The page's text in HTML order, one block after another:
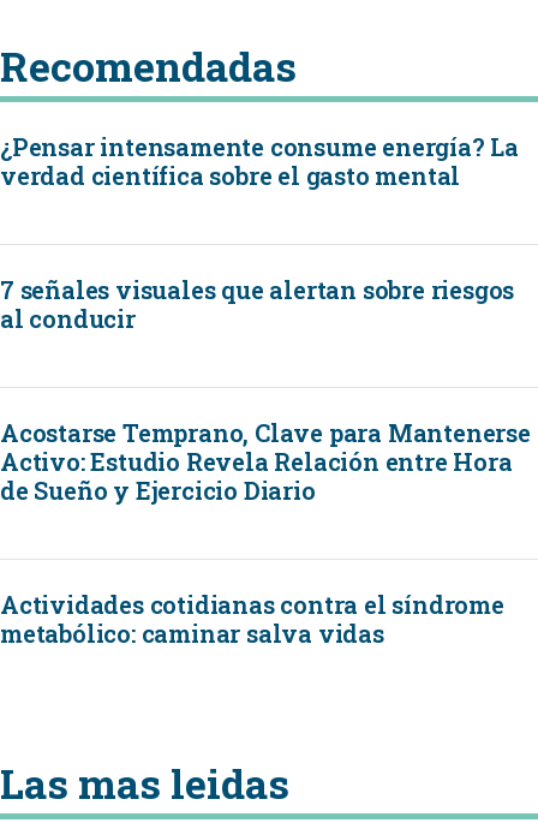
Recomendadas
¿Pensar intensamente consume energía? La
verdad científica sobre el gasto mental
7 señales visuales que alertan sobre riesgos
al conducir
Acostarse Temprano, Clave para Mantenerse
Activo: Estudio Revela Relación entre Hora
de Sueño y Ejercicio Diario
Actividades cotidianas contra el síndrome
metabólico: caminar salva vidas
Las mas leidas